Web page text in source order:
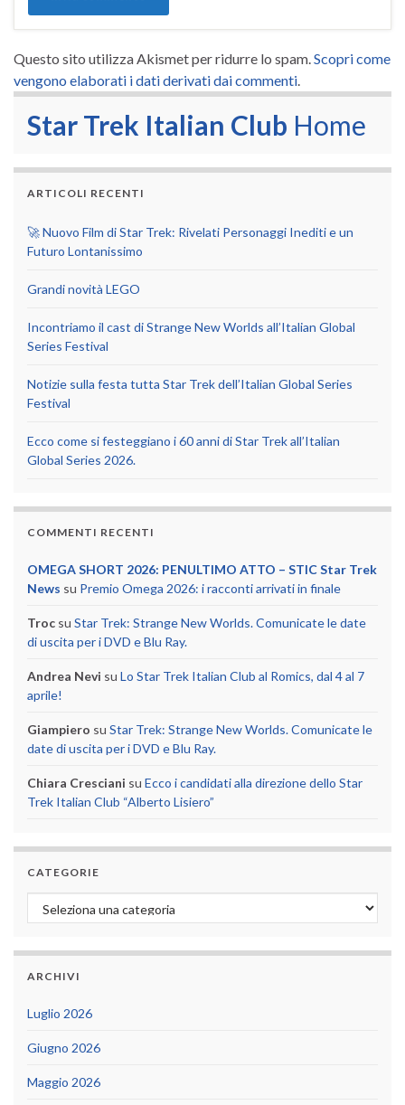
Questo sito utilizza Akismet per ridurre lo spam.Scopri come
vengono elaborati i dati derivati dai commenti.
Star Trek Italian Club Home
ARTICOLI RECENTI
🚀 Nuovo Film di Star Trek: Rivelati Personaggi Inediti e un
Futuro Lontanissimo
Grandi novità LEGO
Incontriamo il cast di Strange New Worlds all’Italian Global
Series Festival
Notizie sulla festa tutta Star Trek dell’Italian Global Series
Festival
Ecco come si festeggiano i 60 anni di Star Trek all’Italian
Global Series 2026.
COMMENTI RECENTI
OMEGA SHORT 2026: PENULTIMO ATTO – STIC Star Trek
News su Premio Omega 2026: i racconti arrivati in finale
Troc su Star Trek: Strange New Worlds. Comunicate le date
di uscita per i DVD e Blu Ray.
Andrea Nevi su Lo Star Trek Italian Club al Romics, dal 4 al 7
aprile!
Giampiero su Star Trek: Strange New Worlds. Comunicate le
date di uscita per i DVD e Blu Ray.
Chiara Cresciani su Ecco i candidati alla direzione dello Star
Trek Italian Club “Alberto Lisiero”
CATEGORIE
Categorie
ARCHIVI
Luglio 2026
Giugno 2026
Maggio 2026